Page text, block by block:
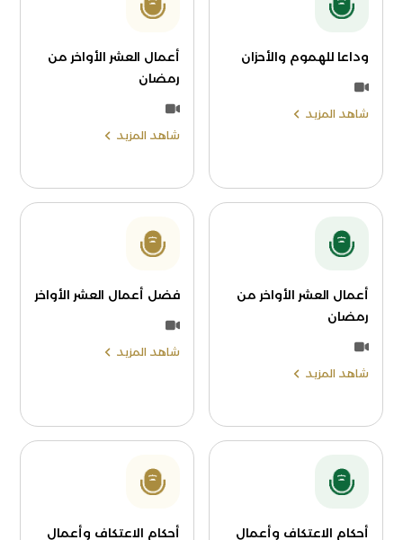
وداعا للهموم والأحزان
شاهد المزيد
أعمال العشر الأواخر من
رمضان
شاهد المزيد
أعمال العشر الأواخر من
رمضان
شاهد المزيد
فضل أعمال العشر الأواخر
شاهد المزيد
أحكام الاعتكاف وأعمال أحكام الاعتكاف وأعمال